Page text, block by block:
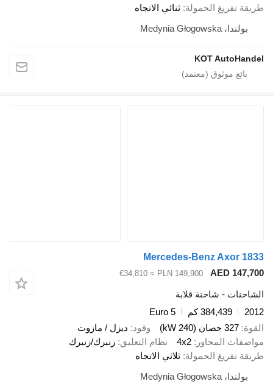
طريقة تفريغ الحمولة ثنائي الاتجاه
بولندا، Medynia Głogowska
KOT AutoHandel
Mercedes-Benz Axor 1833
AED 147,700
PLN 149,900
≈ €34,810
الشاحنات - شاحنة قلابة
2012
384,439 كم
Euro 5
القوة 327 حصان (240 kW) وقود ديزل / مازوت
مواصفات المحاور
4x2 نظام التعليق زنبرك/زنبرك
طريقة تفريغ الحمولة ثلاثي الاتجاه
بولندا، Medynia Głogowska